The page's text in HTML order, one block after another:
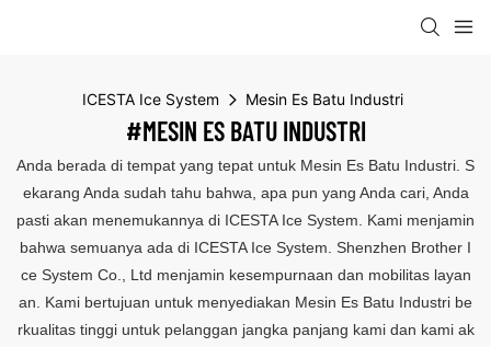
ICESTA Ice System Mesin Es Batu Industri
#MESIN ES BATU INDUSTRI
Anda berada di tempat yang tepat untuk Mesin Es Batu Industri. S
ekarang Anda sudah tahu bahwa, apa pun yang Anda cari, Anda
pasti akan menemukannya di ICESTA Ice System. Kami menjamin
bahwa semuanya ada di ICESTA Ice System. Shenzhen Brother I
ce System Co., Ltd menjamin kesempurnaan dan mobilitas layan
an. Kami bertujuan untuk menyediakan Mesin Es Batu Industri be
rkualitas tinggi untuk pelanggan jangka panjang kami dan kami ak